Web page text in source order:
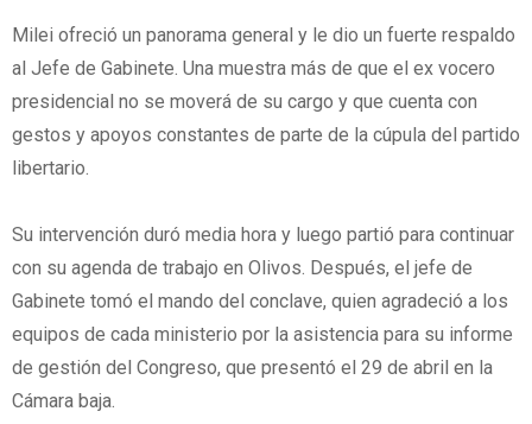
Milei ofreció un panorama general y le dio un fuerte respaldo
al Jefe de Gabinete. Una muestra más de que el ex vocero
presidencial no se moverá de su cargo y que cuenta con
gestos y apoyos constantes de parte de la cúpula del partido
libertario.
Su intervención duró media hora y luego partió para continuar
con su agenda de trabajo en Olivos. Después, el jefe de
Gabinete tomó el mando del conclave, quien agradeció a los
equipos de cada ministerio por la asistencia para su informe
de gestión del Congreso, que presentó el 29 de abril en la
Cámara baja.